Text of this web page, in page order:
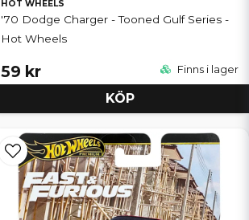
HOT WHEELS
'70 Dodge Charger - Tooned Gulf Series -
Hot Wheels
59 kr Finns i lager
KÖP